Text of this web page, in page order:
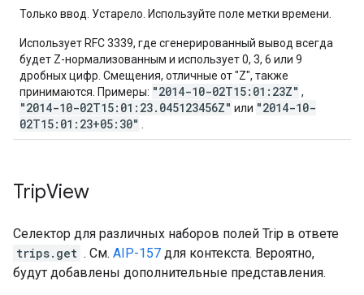
Только ввод. Устарело. Используйте поле метки времени.
Использует RFC 3339, где сгенерированный вывод всегда
будет Z-нормализованным и использует 0, 3, 6 или 9
дробных цифр. Смещения, отличные от "Z", также
принимаются. Примеры: "2014-10-02T15:01:23Z" ,
"2014-10-02T15:01:23.045123456Z" или "2014-10-
02T15:01:23+05:30"
TripView
Селектор для различных наборов полей Trip в ответе
trips.get . См. AIP-157 для контекста. Вероятно,
будут добавлены дополнительные представления.